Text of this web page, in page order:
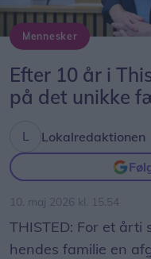
Mennesker
Efter 10 år i
på det unikke
Lokalredaktionen
10. maj 2026 kl. 15.54
THISTED: For et årti
hendes familie en